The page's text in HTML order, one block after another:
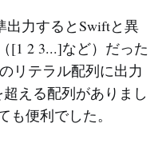
出力するとSwiftと異
[1 2 3...]など）だった
リテラル配列に出力
える配列がありまし
便利でした。